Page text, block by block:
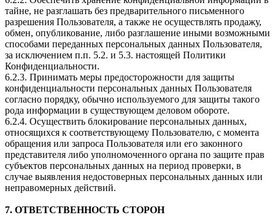
тайне, не разглашать без предварительного письменного
разрешения Пользователя, а также не осуществлять продажу,
обмен, опубликование, либо разглашение иными возможными
способами переданных персональных данных Пользователя,
за исключением п.п. 5.2. и 5.3. настоящей Политики
Конфиденциальности.
6.2.3. Принимать меры предосторожности для защиты
конфиденциальности персональных данных Пользователя
согласно порядку, обычно используемого для защиты такого
рода информации в существующем деловом обороте.
6.2.4. Осуществить блокирование персональных данных,
относящихся к соответствующему Пользователю, с момента
обращения или запроса Пользователя или его законного
представителя либо уполномоченного органа по защите прав
субъектов персональных данных на период проверки, в
случае выявления недостоверных персональных данных или
неправомерных действий.
7. ОТВЕТСТВЕННОСТЬ СТОРОН